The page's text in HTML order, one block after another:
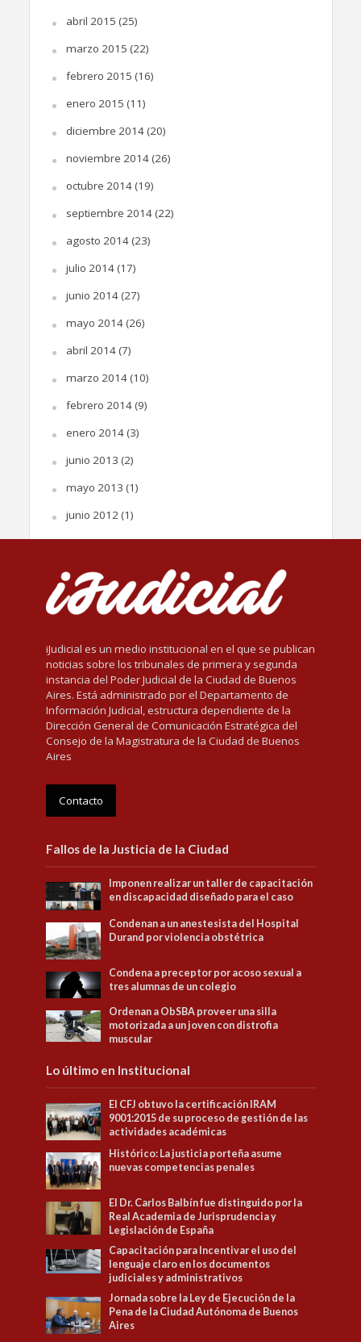
abril 2015 (25)
marzo 2015 (22)
febrero 2015 (16)
enero 2015 (11)
diciembre 2014(20)
noviembre 2014(26)
octubre 2014(19)
septiembre 2014(22)
agosto 2014(23)
julio 2014(17)
junio 2014(27)
mayo 2014(26)
abril 2014(7)
marzo 2014(10)
febrero 2014(9)
enero 2014(3)
junio 2013 (2)
mayo 2013 (1)
junio 2012(1)
iJudicial es un medio institucional en el que se publican
noticias sobre los tribunales de primera y segunda
instancia del Poder Judicial de la Ciudad de Buenos
Aires. Está administrado por el Departamento de
Información Judicial, estructura dependiente de la
Dirección General de Comunicación Estratégica del
Consejo de la Magistratura de la Ciudad de Buenos
Aires
Contacto
Fallos de la Justicia de la Ciudad
Imponen realizar un taller de capacitación
en discapacidad diseñado para el caso
Condenan a un anestesista del Hospital
Durand por violencia obstétrica
Condena a preceptor por acoso sexual a
tres alumnas de un colegio
Ordenan a ObSBA proveer una silla
motorizada a un joven con distrofia
muscular
Lo último en Institucional
El CFJ obtuvo la certificación IRAM
9001:2015 de su proceso de gestión de las
actividades académicas
Histórico: La justicia porteña asume
nuevas competencias penales
El Dr. Carlos Balbín fue distinguido por la
Real Academia de Jurisprudencia y
Legislación de España
Capacitación para Incentivar el uso del
lenguaje claro en los documentos
judiciales y administrativos
Jornada sobre la Ley de Ejecución de la
Pena de la Ciudad Autónoma de Buenos
Aires